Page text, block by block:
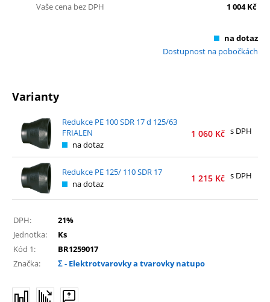
Vaše cena bez DPH 1 004Kč
na dotaz
Dostupnost na pobočkách
Varianty
Redukce PE 100 SDR 17 d 125/63
FRIALEN
na dotaz
1 060 Kč s DPH
Redukce PE 125/ 110 SDR 17
na dotaz
1 215 Kč s DPH
DPH:
21%
Jednotka:
Ks
Kód 1:
BR1259017
Značka:
Σ - Elektrotvarovky a tvarovky natupo